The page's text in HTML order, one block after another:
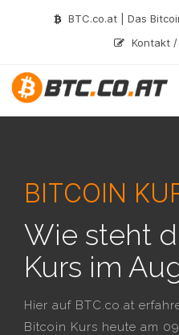
BTC.co.at | Das
Kontakt /
BITCOIN
Wie steht
Kurs im
Hier auf BTC.co.at
Bitcoin Kurs heute am